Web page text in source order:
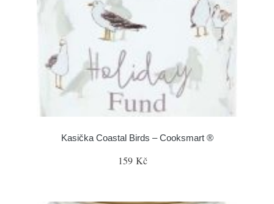
Kasička Coastal Birds – Cooksmart ®
159 Kč